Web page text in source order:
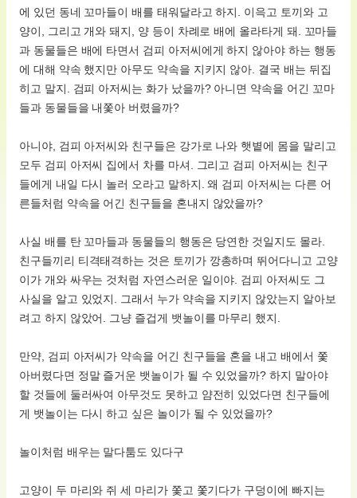
에 있던 동네 꼬마들이 배를 태워달라고 하지. 이윽고 토끼와 고
양이, 그리고 개와 돼지, 양 등이 차례로 배에 올라타게 돼. 꼬마들
과 동물들은 배에 타면서 검피 아저씨에게 하지 않아야 하는 행동
에 대해 약속 했지만 아무도 약속을 지키지 않아. 결국 배는 뒤집
히고 말지. 검피 아저씨는 화가 났을까? 아니면 약속을 어긴 꼬마
들과 동물들을 내쫓아 버렸을까?
아니야, 검피 아저씨와 친구들은 강가로 나와 햇볕에 몸을 말리고
모두 검피 아저씨 집에서 차를 마셔. 그리고 검피 아저씨는 친구
들에게 내일 다시 놀러 오라고 말하지. 왜 검피 아저씨는 다른 어
른들처럼 약속을 어긴 친구들을 혼내지 않았을까?
사실 배를 탄 꼬마들과 동물들의 행동은 당연한 것일지도 몰라.
친구들끼리 티격태격하는 것은 토끼가 깡총하며 뛰어다니고 고양
이가 개와 싸우는 것처럼 자연스러운 일이야. 검피 아저씨도 그
사실을 알고 있었지. 그래서 누가 약속을 지키지 않았는지 알아보
려고 하지 않았어. 그냥 즐겁게 뱃놀이를 마무리 했지.
만약, 검피 아저씨가 약속을 어긴 친구들을 혼을 내고 배에서 쫓
아버렸다면 정말 즐거운 뱃놀이가 될 수 있었을까? 하지 말아야
할 것들에 둘러싸여 아무것도 못하고 얌전히 있었다면 친구들에
게 뱃놀이는 다시 하고 싶은 놀이가 될 수 있었을까?
놀이처럼 배우는 말다툼도 있다구
고양이 두 마리와 쥐 세 마리가 쫓고 쫓기다가 구덩이에 빠지는